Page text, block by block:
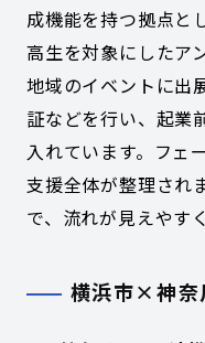
成機能を持つ拠点と
高生を対象にしたア
地域のイベントに出
証などを行い、起業
入れています。フェ
支援全体が整理され
で、流れが見えやす
横浜市×神奈